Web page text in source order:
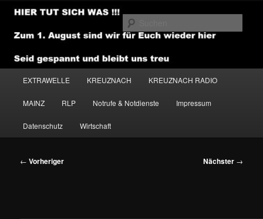
Zum
primären
Inhalt
NEWSHOUSE.MEDIA
EXTRAWELLE KREUZNACH KREUZNACH RADIO
MAINZ RLP Notrufe & Notdienste Impressum
Datenschutz Wirtschaft
Beitragsnavigation
← Vorheriger Nächster →